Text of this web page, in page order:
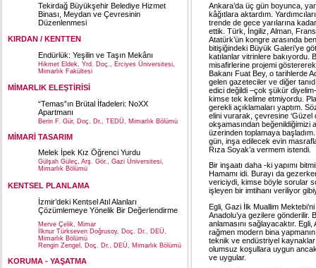
Tekirdağ Büyükşehir Belediye Hizmet
Binası, Meydan ve Çevresinin
Düzenlenmesi
KIRDAN / KENTTEN
Endürlük: Yeşilin ve Taşın Mekânı
Hikmet Eldek, Yrd. Doç., Erciyes Üniversitesi,
Mimarlık Fakültesi
MİMARLIK ELEŞTİRİSİ
“Temas”ın Brütal İfadeleri: NoXX
Apartmanı
Berin F. Gür, Doç. Dr., TEDÜ, Mimarlık Bölümü
MİMARİ TASARIM
Melek İpek Kız Öğrenci Yurdu
Gülşah Güleç, Arş. Gör., Gazi Üniversitesi,
Mimarlık Bölümü
KENTSEL PLANLAMA
İzmir’deki Kentsel Atıl Alanları
Çözümlemeye Yönelik Bir Değerlendirme
Merve Çelik, Mimar
İlknur Türkseven Doğrusoy, Doç. Dr., DEÜ,
Mimarlık Bölümü
Rengin Zengel, Doç. Dr., DEÜ, Mimarlık Bölümü
KORUMA - YAŞATMA
Ankara’da üç gün boyunca,
kâğıtlara aktardım.
trende de gece yarılarına
ettik. Türk, İngiliz, Alman,
Atatürk’ün kongre arasında
bitişiğindeki Büyük Galeri’ye
katılanlar vitrinlere bakıyordu.
misafirlerine projemi göstererek
Bakanı Fuat Bey, o tarihlerde
gelen gazeteciler ve diğer
edici değildi –çok şükür
kimse tek kelime etmiyordu.
gerekli açıklamaları yaptım.
elini vurarak, çevresine ‘Güzel
okşamasından beğenildiğimizi
üzerinden toplamaya başladım.
gün, inşa edilecek evin
Rıza Soyak’a vermem istendi.
Bir inşaatı daha -ki yapımı
Hamamı idi. Burayı da
vericiydi, kimse böyle sorular
işleyen bir imtihanı veriliyor
Egli, Gazi İlk Muallim
Anadolu’ya gezilere gönderilir.
anlamasını sağlayacaktır.
rağmen modern bina
teknik ve endüstriyel kaynaklar
olumsuz koşullara uygun
ve uygular.